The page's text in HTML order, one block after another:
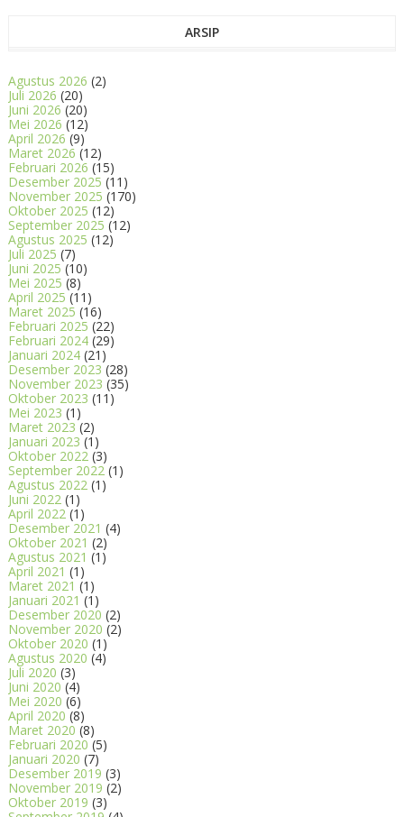
ARSIP
Agustus 2026 (2)
Juli 2026 (20)
Juni 2026 (20)
Mei 2026 (12)
April 2026 (9)
Maret 2026 (12)
Februari 2026 (15)
Desember 2025 (11)
November 2025 (170)
Oktober 2025 (12)
September 2025 (12)
Agustus 2025 (12)
Juli 2025 (7)
Juni 2025 (10)
Mei 2025 (8)
April 2025 (11)
Maret 2025 (16)
Februari 2025 (22)
Februari 2024(29)
Januari 2024(21)
Desember 2023 (28)
November 2023 (35)
Oktober 2023 (11)
Mei 2023 (1)
Maret 2023 (2)
Januari 2023 (1)
Oktober 2022(3)
September 2022(1)
Agustus 2022(1)
Juni 2022(1)
April 2022(1)
Desember 2021 (4)
Oktober 2021 (2)
Agustus 2021 (1)
April 2021 (1)
Maret 2021 (1)
Januari 2021 (1)
Desember 2020 (2)
November 2020 (2)
Oktober 2020 (1)
Agustus 2020 (4)
Juli 2020 (3)
Juni 2020 (4)
Mei 2020 (6)
April 2020 (8)
Maret 2020 (8)
Februari 2020 (5)
Januari 2020 (7)
Desember 2019 (3)
November 2019 (2)
Oktober 2019 (3)